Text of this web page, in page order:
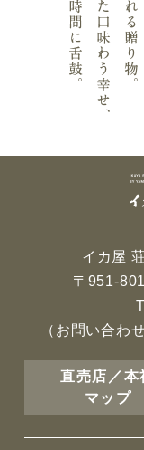
イカ屋
〒951-
（お問い合わ
直売店／本
マップ